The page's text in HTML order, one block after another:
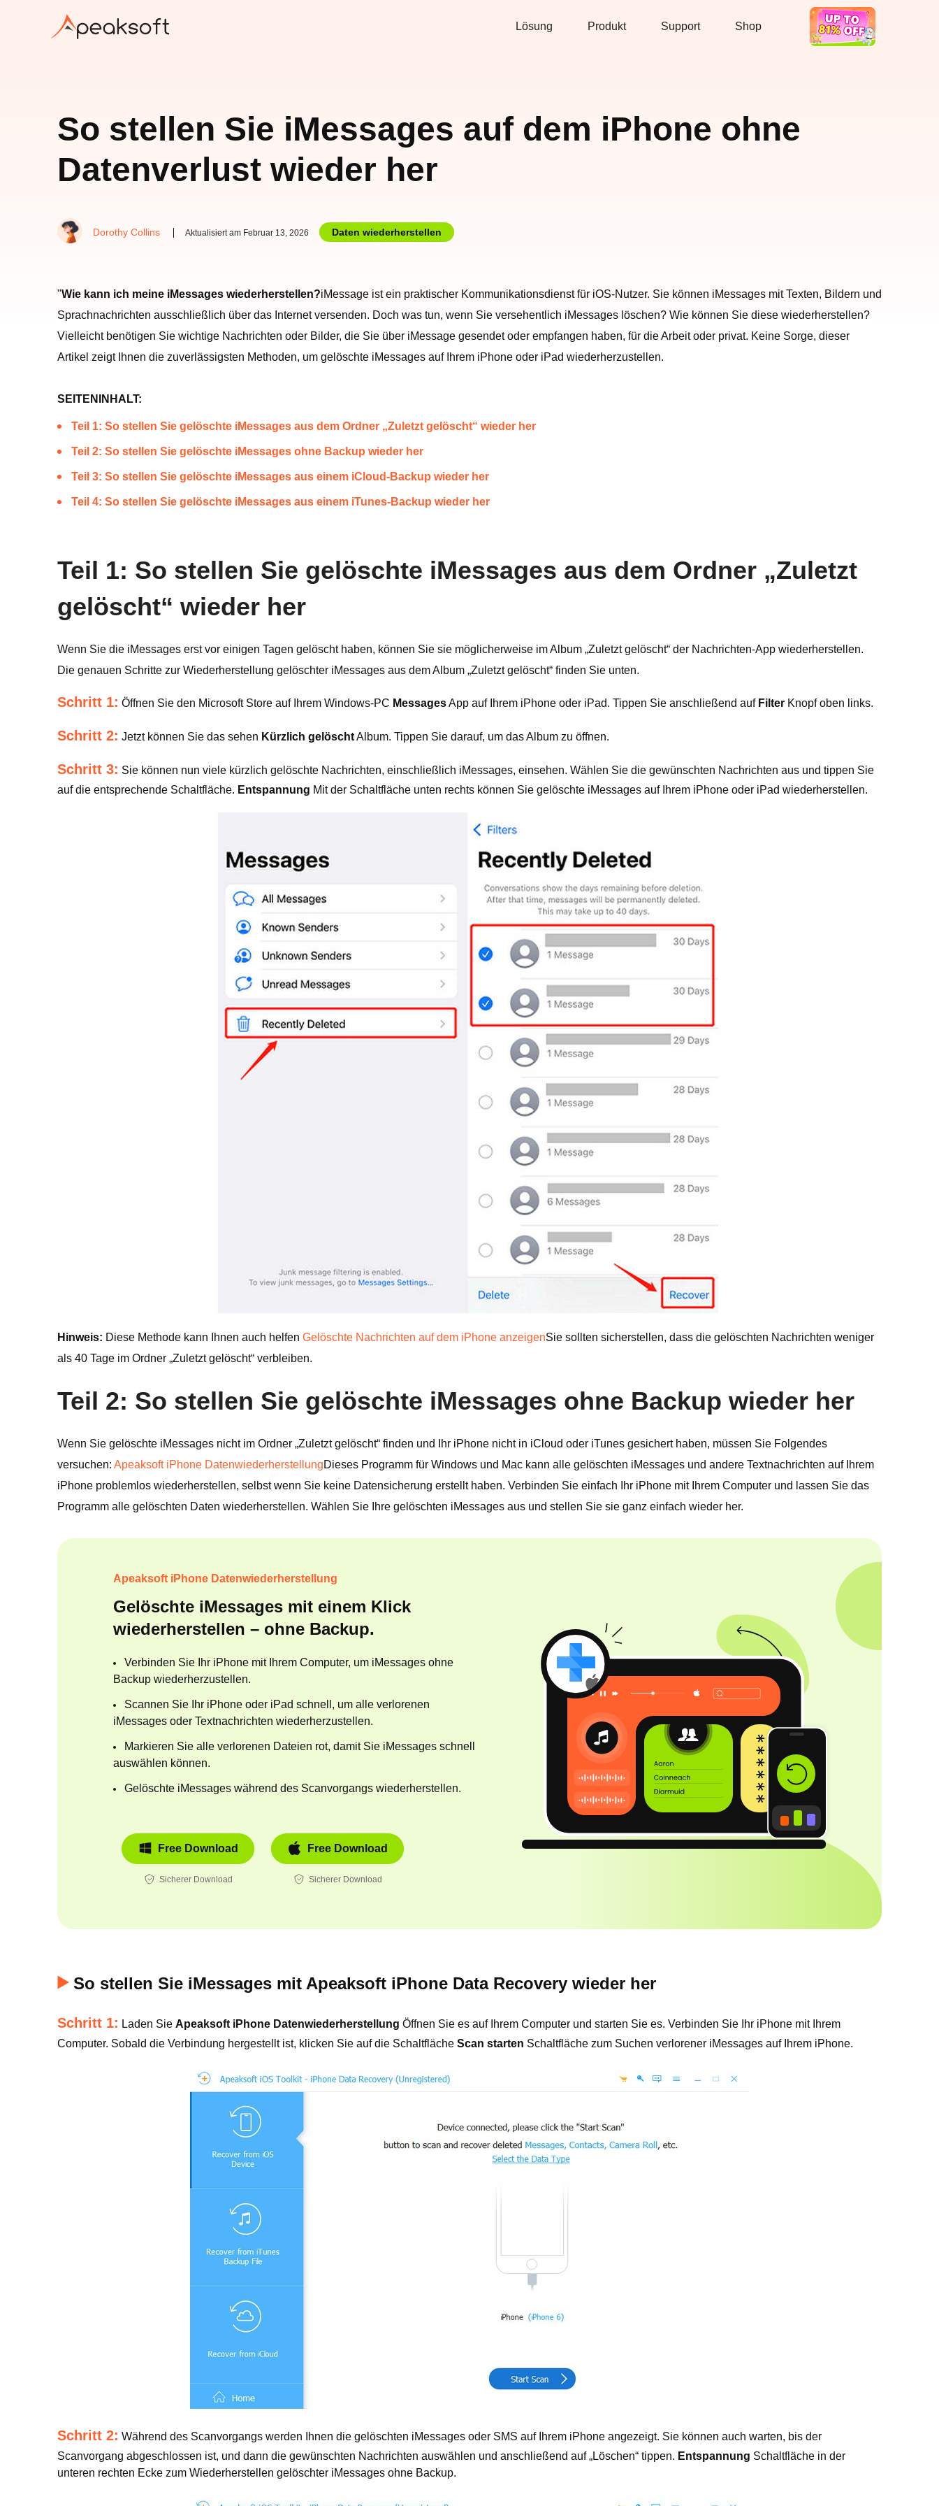
Lösung Produkt Support Shop
Hot Deal
So stellen Sie iMessages auf dem iPhone ohne
Datenverlust wieder her
Dorothy Collins Aktualisiert am Februar 13, 2026 Daten wiederherstellen
"Wie kann ich meine iMessages wiederherstellen?iMessage ist ein praktischer Kommunikationsdienst für iOS-Nutzer. Sie können iMessages mit Texten, Bildern und
Sprachnachrichten ausschließlich über das Internet versenden. Doch was tun, wenn Sie versehentlich iMessages löschen? Wie können Sie diese wiederherstellen?
Vielleicht benötigen Sie wichtige Nachrichten oder Bilder, die Sie über iMessage gesendet oder empfangen haben, für die Arbeit oder privat. Keine Sorge, dieser
Artikel zeigt Ihnen die zuverlässigsten Methoden, um gelöschte iMessages auf Ihrem iPhone oder iPad wiederherzustellen.
SEITENINHALT:
Teil 1: So stellen Sie gelöschte iMessages aus dem Ordner „Zuletzt gelöscht“ wieder her
Teil 2: So stellen Sie gelöschte iMessages ohne Backup wieder her
Teil 3: So stellen Sie gelöschte iMessages aus einem iCloud-Backup wieder her
Teil 4: So stellen Sie gelöschte iMessages aus einem iTunes-Backup wieder her
Teil 1: So stellen Sie gelöschte iMessages aus dem Ordner „Zuletzt
gelöscht“ wieder her
Wenn Sie die iMessages erst vor einigen Tagen gelöscht haben, können Sie sie möglicherweise im Album „Zuletzt gelöscht“ der Nachrichten-App wiederherstellen.
Die genauen Schritte zur Wiederherstellung gelöschter iMessages aus dem Album „Zuletzt gelöscht“ finden Sie unten.
Schritt 1: Öffnen Sie den Microsoft Store auf Ihrem Windows-PC MessagesApp auf Ihrem iPhone oder iPad. Tippen Sie anschließend auf Filter Knopf oben links.
Schritt 2: Jetzt können Sie das sehen Kürzlich gelöschtAlbum. Tippen Sie darauf, um das Album zu öffnen.
Schritt 3: Sie können nun viele kürzlich gelöschte Nachrichten, einschließlich iMessages, einsehen. Wählen Sie die gewünschten Nachrichten aus und tippen Sie
auf die entsprechende Schaltfläche. Entspannung Mit der Schaltfläche unten rechts können Sie gelöschte iMessages auf Ihrem iPhone oder iPad wiederherstellen.
Hinweis: Diese Methode kann Ihnen auch helfen Gelöschte Nachrichten auf dem iPhone anzeigenSie sollten sicherstellen, dass die gelöschten Nachrichten weniger
als 40 Tage im Ordner „Zuletzt gelöscht“ verbleiben.
Teil 2: So stellen Sie gelöschte iMessages ohne Backup wieder her
Wenn Sie gelöschte iMessages nicht im Ordner „Zuletzt gelöscht“ finden und Ihr iPhone nicht in iCloud oder iTunes gesichert haben, müssen Sie Folgendes
versuchen: Apeaksoft iPhone DatenwiederherstellungDieses Programm für Windows und Mac kann alle gelöschten iMessages und andere Textnachrichten auf Ihrem
iPhone problemlos wiederherstellen, selbst wenn Sie keine Datensicherung erstellt haben. Verbinden Sie einfach Ihr iPhone mit Ihrem Computer und lassen Sie das
Programm alle gelöschten Daten wiederherstellen. Wählen Sie Ihre gelöschten iMessages aus und stellen Sie sie ganz einfach wieder her.
Apeaksoft iPhone Datenwiederherstellung
Gelöschte iMessages mit einem Klick
wiederherstellen – ohne Backup.
Verbinden Sie Ihr iPhone mit Ihrem Computer, um iMessages ohne
Backup wiederherzustellen.
Scannen Sie Ihr iPhone oder iPad schnell, um alle verlorenen
iMessages oder Textnachrichten wiederherzustellen.
Markieren Sie alle verlorenen Dateien rot, damit Sie iMessages schnell
auswählen können.
Gelöschte iMessages während des Scanvorgangs wiederherstellen.
Free Download
Sicherer Download
Free Download
Sicherer Download
So stellen Sie iMessages mit Apeaksoft iPhone Data Recovery wieder her
Schritt 1: Laden Sie Apeaksoft iPhone Datenwiederherstellung Öffnen Sie es auf Ihrem Computer und starten Sie es. Verbinden Sie Ihr iPhone mit Ihrem
Computer. Sobald die Verbindung hergestellt ist, klicken Sie auf die Schaltfläche Scan starten Schaltfläche zum Suchen verlorener iMessages auf Ihrem iPhone.
Schritt 2: Während des Scanvorgangs werden Ihnen die gelöschten iMessages oder SMS auf Ihrem iPhone angezeigt. Sie können auch warten, bis der
Scanvorgang abgeschlossen ist, und dann die gewünschten Nachrichten auswählen und anschließend auf „Löschen“ tippen. Entspannung Schaltfläche in der
unteren rechten Ecke zum Wiederherstellen gelöschter iMessages ohne Backup.